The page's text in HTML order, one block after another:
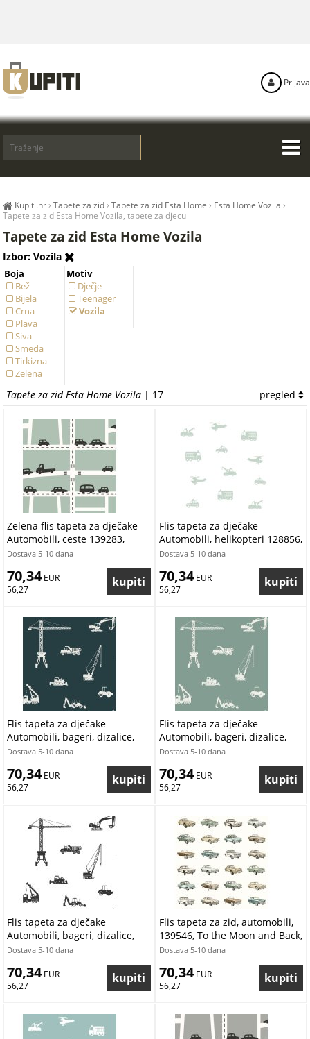
Kupiti.hr›Tapete za zid ›Tapete za zid Esta Home › Esta Home Vozila ›
Tapete za zid Esta Home Vozila, tapete za djecu
Tapete za zid Esta Home Vozila
Izbor: Vozila
Boja
Bež
Bijela
Crna
Plava
Siva
Smeđa
Tirkizna
Zelena
Motiv
Dječje
Teenager
Vozila
Tapete za zid Esta Home Vozila | 17 pregled
Zelena flis tapeta za dječake
Automobili, ceste 139283,
Forest Friends, Esta
Dostava 5-10 dana
70,34 EUR
56,27
Flis tapeta za dječake
Automobili, helikopteri 128856,
Little Bandits, Esta
Dostava 5-10 dana
70,34 EUR
56,27
Flis tapeta za dječake
Automobili, bageri, dizalice,
traktori 139265, Forest Friends,
Dostava 5-10 dana
70,34 EUR
56,27
Flis tapeta za dječake
Automobili, bageri, dizalice,
traktori 139264, Forest Friends,
Dostava 5-10 dana
70,34 EUR
56,27
Flis tapeta za dječake
Automobili, bageri, dizalice,
traktori 139263, Forest Friends,
Dostava 5-10 dana
70,34 EUR
56,27
Flis tapeta za zid, automobili,
139546, To the Moon and Back,
Esta Home
Dostava 5-10 dana
70,34 EUR
56,27
Prijava